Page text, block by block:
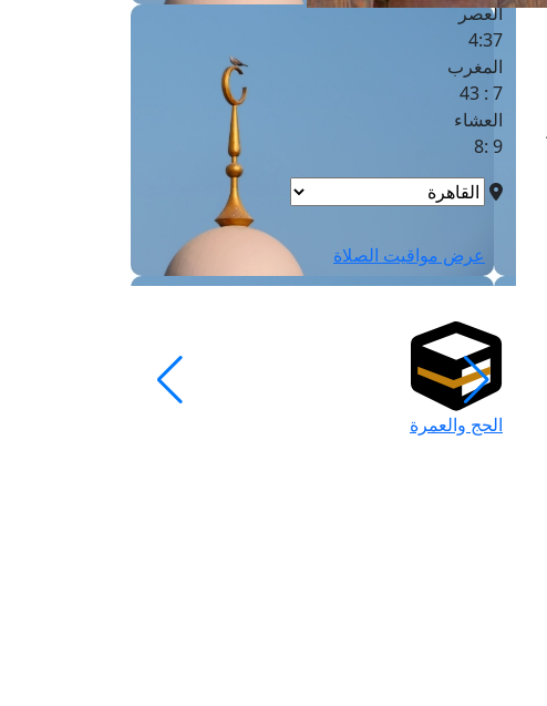
العصر
4:37
المغرب
7 : 43
العشاء
9 :8
عرض مواقيت الصلاة
الحج والعمرة